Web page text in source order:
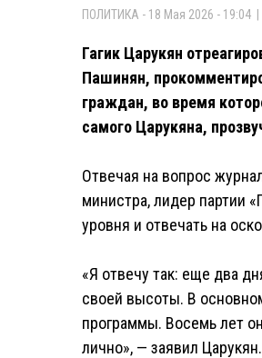
ПОЛИТИКА - 18 Мая 2026 - 19:04
Гагик Царукян
Пашинян,
граждан, во время
самого Царукяна,
Отвечая на вопрос
министра, лидер партии
уровня и отвечать на
«Я отвечу так: еще два
своей высоты. В
программы. Восемь лет
лично», — заявил Царукян.